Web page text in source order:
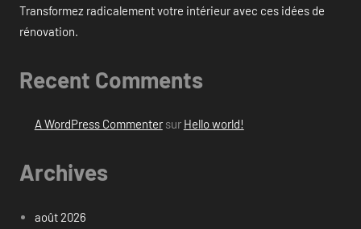
Transformez radicalement votre intérieur avec ces idées de
rénovation.
Recent Comments
A WordPress Commentersur Hello world!
Archives
août 2026